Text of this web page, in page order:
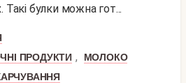
Такі булки можна гот...
ПРОДУКТИ ,
МОЛОКО